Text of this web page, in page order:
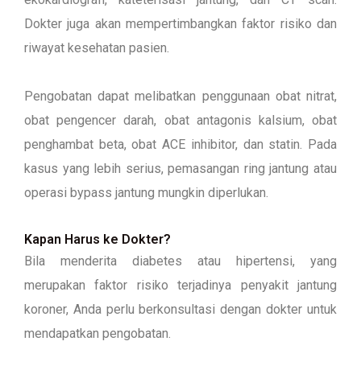
Dokter juga akan mempertimbangkan faktor risiko dan
riwayat kesehatan pasien.
Pengobatan dapat melibatkan penggunaan obat nitrat,
obat pengencer darah, obat antagonis kalsium, obat
penghambat beta, obat ACE inhibitor, dan statin. Pada
kasus yang lebih serius, pemasangan ring jantung atau
operasi bypass jantung mungkin diperlukan.
Kapan Harus ke Dokter?
Bila menderita diabetes atau hipertensi, yang
merupakan faktor risiko terjadinya penyakit jantung
koroner, Anda perlu berkonsultasi dengan dokter untuk
mendapatkan pengobatan.